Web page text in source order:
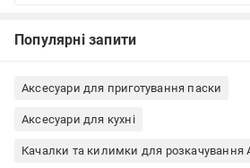
Популярні запити
Аксесуари для приготування паски
Аксесуари для кухні
Качалки та килимки для розкачування